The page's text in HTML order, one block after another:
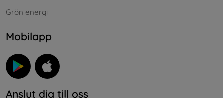
Grön energi
Mobilapp
Anslut dig till oss